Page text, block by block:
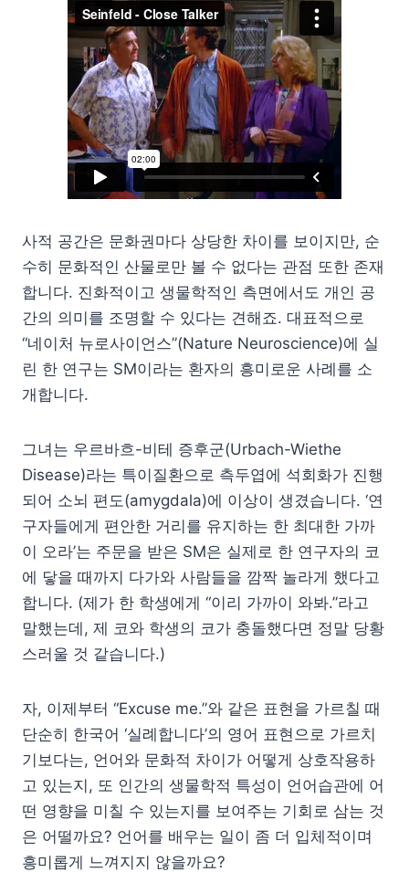
사적 공간은 문화권마다 상당한 차이를 보이지만, 순
수히 문화적인 산물로만 볼 수 없다는 관점 또한 존재
합니다. 진화적이고 생물학적인 측면에서도 개인 공
간의 의미를 조명할 수 있다는 견해죠. 대표적으로
“네이처 뉴로사이언스”(Nature Neuroscience)에 실
린 한 연구는 SM이라는 환자의 흥미로운 사례를 소
개합니다.
그녀는 우르바흐-비테 증후군(Urbach-Wiethe
Disease)라는 특이질환으로 측두엽에 석회화가 진행
되어 소뇌 편도(amygdala)에 이상이 생겼습니다. ‘연
구자들에게 편안한 거리를 유지하는 한 최대한 가까
이 오라’는 주문을 받은 SM은 실제로 한 연구자의 코
에 닿을 때까지 다가와 사람들을 깜짝 놀라게 했다고
합니다. (제가 한 학생에게 “이리 가까이 와봐.”라고
말했는데, 제 코와 학생의 코가 충돌했다면 정말 당황
스러울 것 같습니다.)
자, 이제부터 “Excuse me.”와 같은 표현을 가르칠 때
단순히 한국어 ‘실례합니다’의 영어 표현으로 가르치
기보다는, 언어와 문화적 차이가 어떻게 상호작용하
고 있는지, 또 인간의 생물학적 특성이 언어습관에 어
떤 영향을 미칠 수 있는지를 보여주는 기회로 삼는 것
은 어떨까요? 언어를 배우는 일이 좀 더 입체적이며
흥미롭게 느껴지지 않을까요?